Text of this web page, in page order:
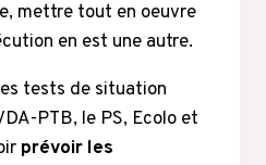
mettre tout en oeuvre
en est une autre.
tests de situation
PTB, le PS, Ecolo et
prévoir les